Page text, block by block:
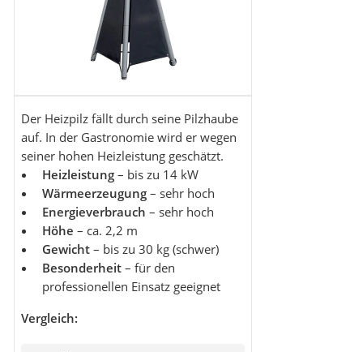
Der Heizpilz fällt durch seine Pilzhaube
auf. In der Gastronomie wird er wegen
seiner hohen Heizleistung geschätzt.
Heizleistung – bis zu 14 kW
Wärmeerzeugung – sehr hoch
Energieverbrauch – sehr hoch
Höhe – ca. 2,2 m
Gewicht – bis zu 30 kg (schwer)
Besonderheit – für den
professionellen Einsatz geeignet
Vergleich: